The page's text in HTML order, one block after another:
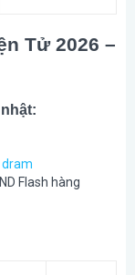
Tử 2026 –
dram
Flash hàng